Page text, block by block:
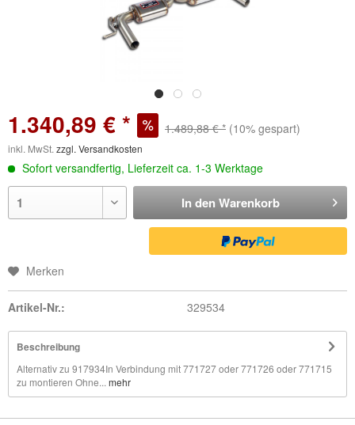
1.340,89 € * 1.489,88 € * (10% gespart)
inkl. MwSt. zzgl. Versandkosten
Sofort versandfertig, Lieferzeit ca. 1-3 Werktage
In den Warenkorb
Merken
Artikel-Nr.: 329534
Beschreibung
Alternativ zu 917934In Verbindung mit 771727 oder 771726 oder 771715
zu montieren Ohne... mehr